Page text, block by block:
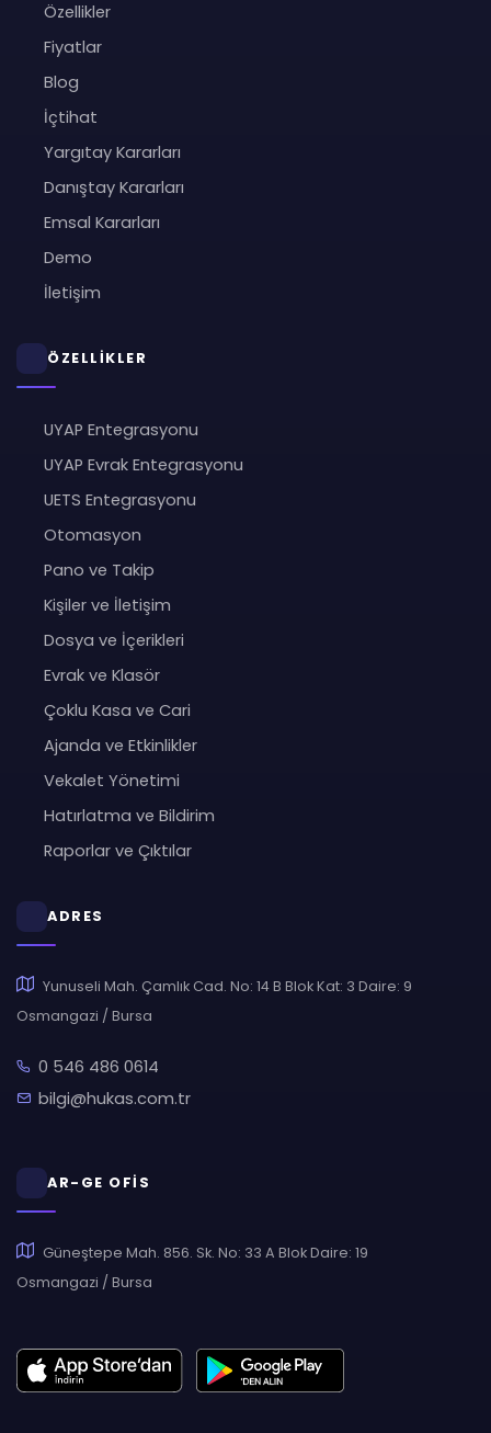
Özellikler
Fiyatlar
Blog
İçtihat
Yargıtay Kararları
Danıştay Kararları
Emsal Kararları
Demo
İletişim
ÖZELLİKLER
UYAP Entegrasyonu
UYAP Evrak Entegrasyonu
UETS Entegrasyonu
Otomasyon
Pano ve Takip
Kişiler ve İletişim
Dosya ve İçerikleri
Evrak ve Klasör
Çoklu Kasa ve Cari
Ajanda ve Etkinlikler
Vekalet Yönetimi
Hatırlatma ve Bildirim
Raporlar ve Çıktılar
ADRES
Yunuseli Mah. Çamlık Cad. No: 14 B Blok Kat: 3 Daire: 9
Osmangazi / Bursa
0 546 486 0614
bilgi@hukas.com.tr
AR-GE OFİS
Güneştepe Mah. 856. Sk. No: 33 A Blok Daire: 19
Osmangazi / Bursa